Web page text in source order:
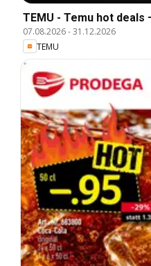
TEMU - Temu hot deals
07.08.2026-31.12.2026
TEMU